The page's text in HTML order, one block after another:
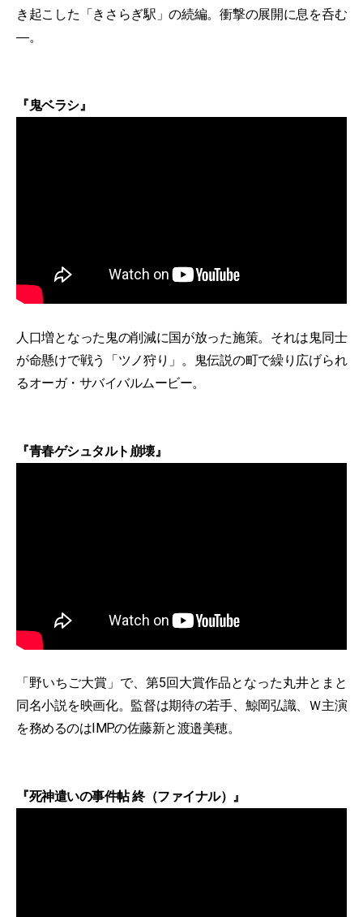
き起こした「きさらぎ駅」の続編。衝撃の展開に息を呑む
―。
『鬼ベラシ』
人口増となった鬼の削減に国が放った施策。それは鬼同士
が命懸けで戦う「ツノ狩り」。鬼伝説の町で繰り広げられ
るオーガ・サバイバルムービー。
『青春ゲシュタルト崩壊』
「野いちご大賞」で、第5回大賞作品となった丸井とまと
同名小説を映画化。監督は期待の若手、鯨岡弘識、Ｗ主演
を務めるのはIMP.の佐藤新と渡邉美穂。
『死神遣いの事件帖 終（ファイナル）』